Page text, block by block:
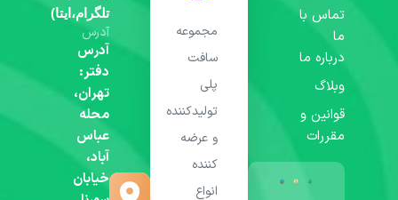
تماس با
ما
درباره ما
وبلاگ
قوانین و
مقررات
مجموعه
سافت
پلی
تولیدکننده
و عرضه
کننده
انواع
تلگرام،ایتا)
آدرس
آدرس
دفتر:
تهران،
محله
عباس
آباد،
خیابان